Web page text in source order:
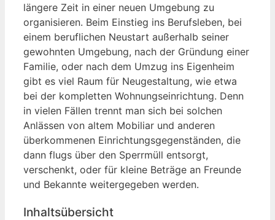
längere Zeit in einer neuen Umgebung zu
organisieren. Beim Einstieg ins Berufsleben, bei
einem beruflichen Neustart außerhalb seiner
gewohnten Umgebung, nach der Gründung einer
Familie, oder nach dem Umzug ins Eigenheim
gibt es viel Raum für Neugestaltung, wie etwa
bei der kompletten Wohnungseinrichtung. Denn
in vielen Fällen trennt man sich bei solchen
Anlässen von altem Mobiliar und anderen
überkommenen Einrichtungsgegenständen, die
dann flugs über den Sperrmüll entsorgt,
verschenkt, oder für kleine Beträge an Freunde
und Bekannte weitergegeben werden.
Inhaltsübersicht